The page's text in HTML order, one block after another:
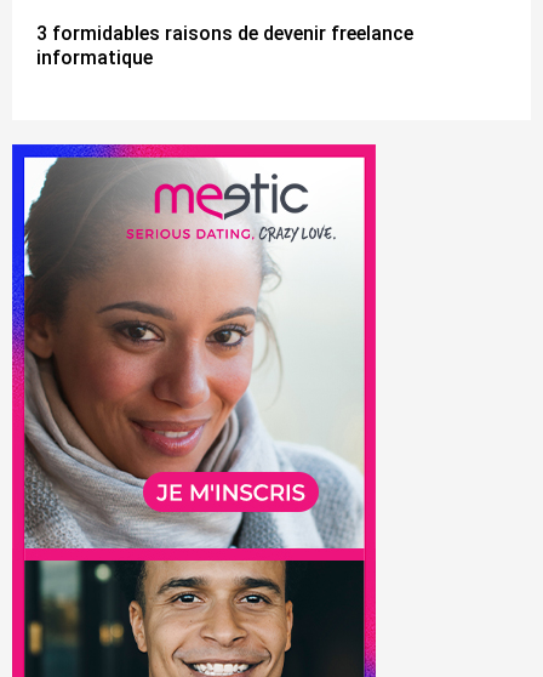
3 formidables raisons de devenir freelance
informatique